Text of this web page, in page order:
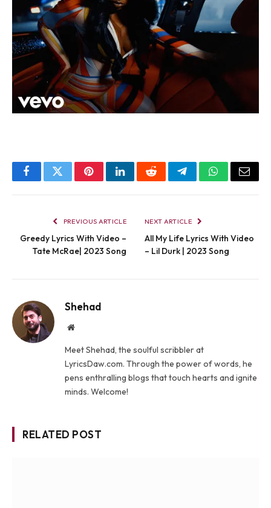
FacebookTwitterPinterestLinkedInRedditTelegramWhatsApp
Email
PREVIOUS ARTICLE
Greedy Lyrics With Video –
Tate McRae| 2023 Song
NEXT ARTICLE
All My Life Lyrics With Video
– Lil Durk | 2023 Song
Shehad
Website
Meet Shehad, the soulful scribbler at
LyricsDaw.com. Through the power of words, he
pens enthralling blogs that touch hearts and ignite
minds. Welcome!
RELATED POST